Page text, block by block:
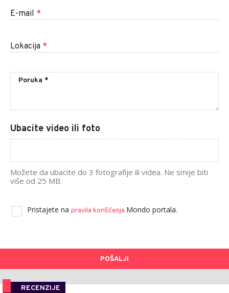
E-mail *
Lokacija *
Ubacite video ili foto
Možete da ubacite do 3 fotografije ili videa. Ne smije biti
više od 25 MB.
Pristajete na pravila korišćenja Mondo portala.
POŠALJI
RECENZIJE